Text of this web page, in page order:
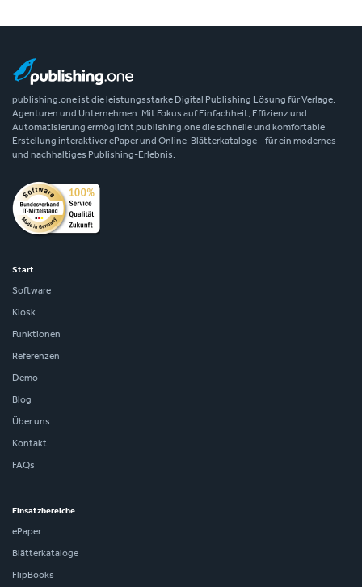
publishing.one ist die leistungsstarke Digital Publishing Lösung für Verlage,
Agenturen und Unternehmen. Mit Fokus auf Einfachheit, Effizienz und
Automatisierung ermöglicht publishing.one die schnelle und komfortable
Erstellung interaktiver ePaper und Online-Blätterkataloge – für ein modernes
und nachhaltiges Publishing-Erlebnis.
Start
Software
Kiosk
Funktionen
Referenzen
Demo
Blog
Über uns
Kontakt
FAQs
Einsatzbereiche
ePaper
Blätterkataloge
FlipBooks